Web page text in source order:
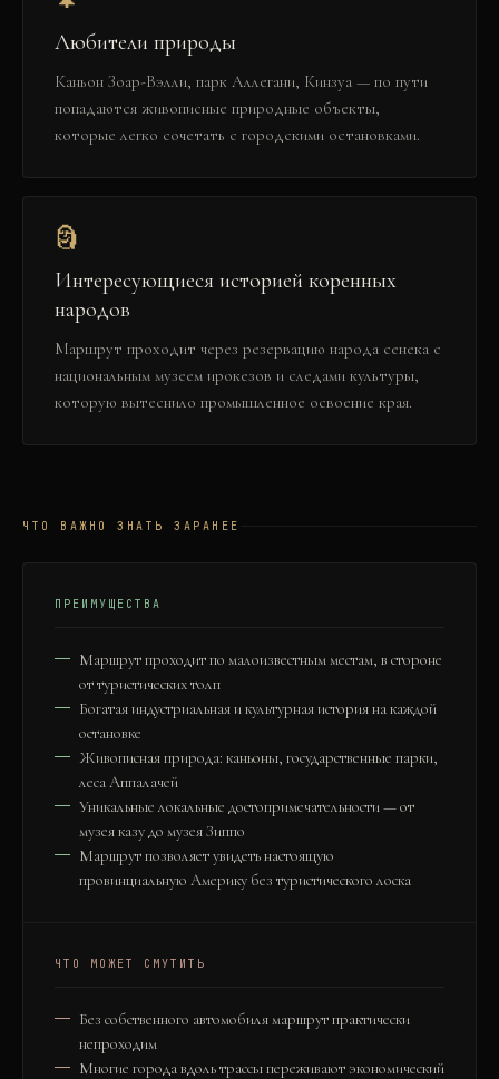
Любители природы
Каньон Зоар-Вэлли, парк Аллегани, Кинзуа — по пути
попадаются живописные природные объекты,
которые легко сочетать с городскими остановками.
🗿
Интересующиеся историей коренных
народов
Маршрут проходит через резервацию народа сенека с
национальным музеем ирокезов и следами культуры,
которую вытеснило промышленное освоение края.
ЧТО ВАЖНО ЗНАТЬ ЗАРАНЕЕ
ПРЕИМУЩЕСТВА
Маршрут проходит по малоизвестным местам, в стороне
от туристических толп
Богатая индустриальная и культурная история на каждой
остановке
Живописная природа: каньоны, государственные парки,
леса Аппалачей
Уникальные локальные достопримечательности — от
музея казу до музея Зиппо
Маршрут позволяет увидеть настоящую
провинциальную Америку без туристического лоска
ЧТО МОЖЕТ СМУТИТЬ
Без собственного автомобиля маршрут практически
непроходим
Многие города вдоль трассы переживают экономический